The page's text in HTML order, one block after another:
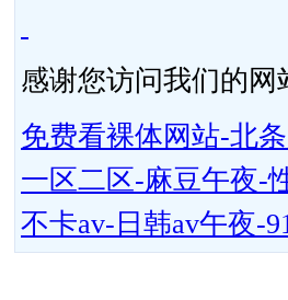
感谢您访问我们的
免费看裸体网站-北
一区二区-麻豆午夜-
不卡av-日韩av午夜-